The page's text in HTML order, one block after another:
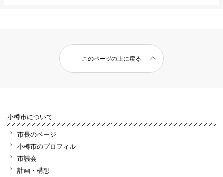
このページの上に戻る
小樽市について
市長のページ
小樽市のプロフィル
市議会
計画・構想